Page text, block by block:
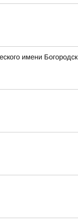
имени Богородск